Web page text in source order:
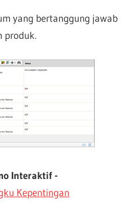
yang bertanggung jawab
produk.
Interaktif -
Kepentingan